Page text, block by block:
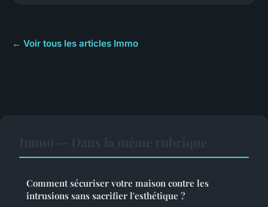
← Voir tous les articles Immo
Comment sécuriser votre maison contre les
intrusions sans sacrifier l'esthétique ?